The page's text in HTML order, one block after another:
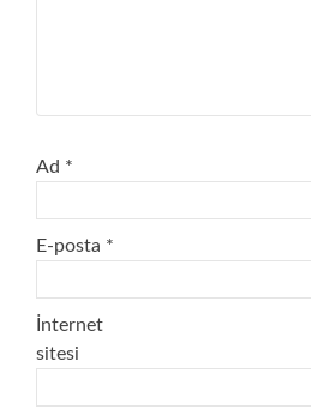
Ad *
E-posta *
İnternet
sitesi